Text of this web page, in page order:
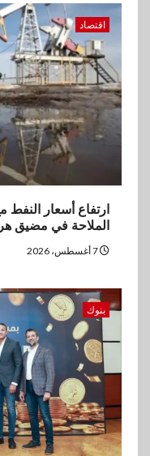
اقتصاد
ارتفاع أسعار
الملاحة في مضيق
بنوك